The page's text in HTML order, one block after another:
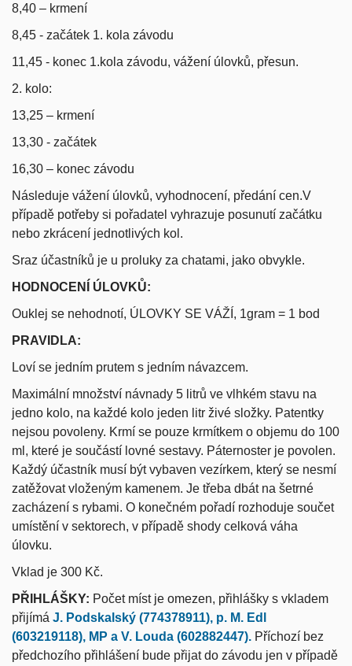
8,40 – krmení
8,45 - začátek 1. kola závodu
11,45 - konec 1.kola závodu, vážení úlovků, přesun.
2. kolo:
13,25 – krmení
13,30 - začátek
16,30 – konec závodu
Následuje vážení úlovků, vyhodnocení, předání cen.V
případě potřeby si pořadatel vyhrazuje posunutí začátku
nebo zkrácení jednotlivých kol.
Sraz účastníků je u proluky za chatami, jako obvykle.
HODNOCENÍ ÚLOVKŮ:
Ouklej se nehodnotí, ÚLOVKY SE VÁŽÍ, 1gram = 1 bod
PRAVIDLA:
Loví se jedním prutem s jedním návazcem.
Maximální množství návnady 5 litrů ve vlhkém stavu na
jedno kolo, na každé kolo jeden litr živé složky. Patentky
nejsou povoleny. Krmí se pouze krmítkem o objemu do 100
ml, které je součástí lovné sestavy. Páternoster je povolen.
Každý účastník musí být vybaven vezírkem, který se nesmí
zatěžovat vloženým kamenem. Je třeba dbát na šetrné
zacházení s rybami. O konečném pořadí rozhoduje součet
umístění v sektorech, v případě shody celková váha
úlovku.
Vklad je 300 Kč.
PŘIHLÁŠKY: Počet míst je omezen, přihlášky s vkladem
přijímá J. Podskalský (774378911), p. M. Edl
(603219118), MP a V. Louda (602882447). Příchozí bez
předchozího přihlášení bude přijat do závodu jen v případě